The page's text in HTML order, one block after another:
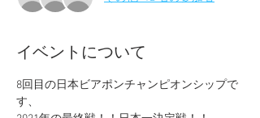
イベントについて
8回目の日本ビアポンチャンピオンシップで
す、